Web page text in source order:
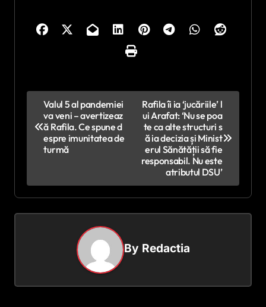
a
r
Valul 5 al pandemiei
va veni – avertizeaz
ă Rafila. Ce spune d
espre imunitatea de
turmă
Rafila îi ia ‘jucăriile’ l
ui Arafat: ‘Nu se poa
te ca alte structuri s
ă ia decizia și Minist
erul Sănătății să fie
responsabil. Nu este
atributul DSU’
By Redactia